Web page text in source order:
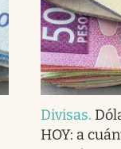
Divisas.
HOY: a